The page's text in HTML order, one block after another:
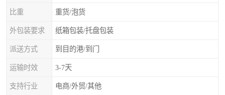
比重 重货/泡货
外包装要求 纸箱包装/托盘包装
派送方式 到目的港/到门
运输时效 3-7天
支持行业 电商/外贸/其他